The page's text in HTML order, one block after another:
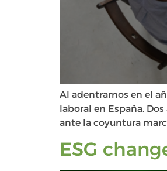
Al adentrarnos en el
laboral en España.
ante la coyuntura
ESG